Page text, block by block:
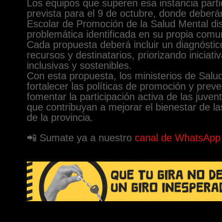
Los equipos que superen esa instancia
prevista para el 9 de octubre, donde
Escolar de Promoción de la Salud Mental
problemática identificada en su propia
Cada propuesta deberá incluir un
recursos y destinatarios, priorizando
inclusivas y sostenibles.
Con esta propuesta, los ministerios de
fortalecer las políticas de promoción y
fomentar la participación activa de las
que contribuyan a mejorar el bienestar de
de la provincia.
📲 Sumate ya a nuestro canal de WhatsApp